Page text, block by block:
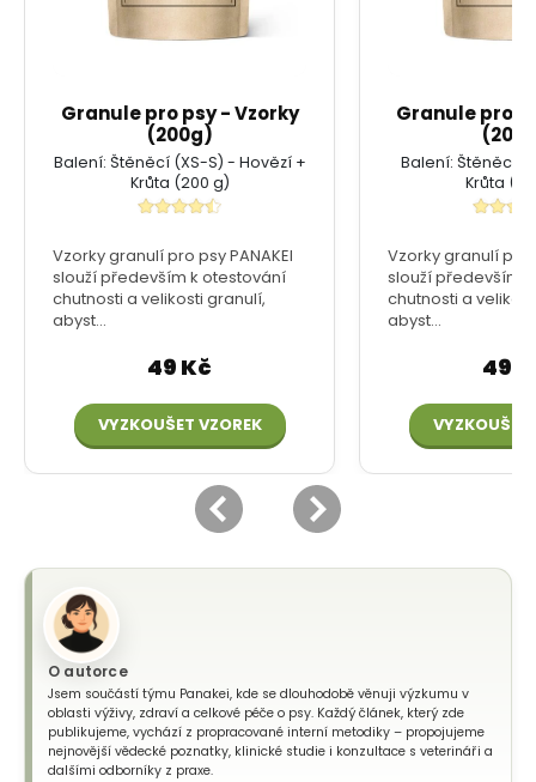
O autorce
Jsem součástí týmu Panakei, kde se dlouhodobě věnuji výzkumu v
oblasti výživy, zdraví a celkové péče o psy. Každý článek, který zde
publikujeme, vychází z propracované interní metodiky – propojujeme
nejnovější vědecké poznatky, klinické studie i konzultace s veterináři a
dalšími odborníky z praxe.